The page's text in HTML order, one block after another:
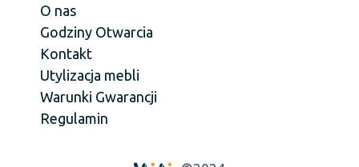
O nas
Godziny Otwarcia
Kontakt
Utylizacja mebli
Warunki Gwarancji
Regulamin